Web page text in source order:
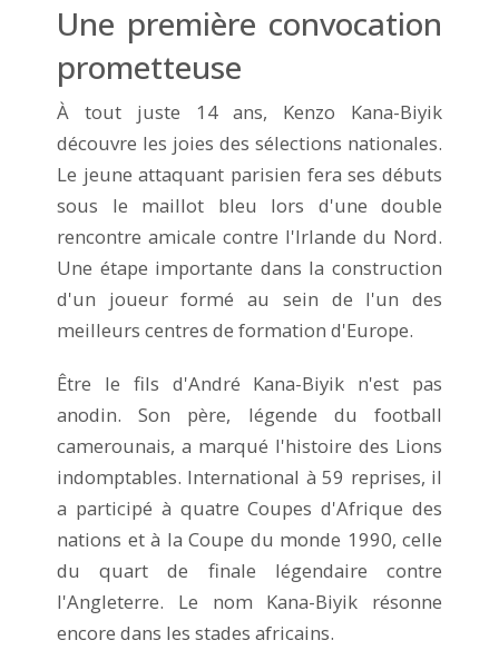
Une première convocation
prometteuse
À tout juste 14 ans, Kenzo Kana-Biyik
découvre les joies des sélections nationales.
Le jeune attaquant parisien fera ses débuts
sous le maillot bleu lors d'une double
rencontre amicale contre l'Irlande du Nord.
Une étape importante dans la construction
d'un joueur formé au sein de l'un des
meilleurs centres de formation d'Europe.
Être le fils d'André Kana-Biyik n'est pas
anodin. Son père, légende du football
camerounais, a marqué l'histoire des Lions
indomptables. International à 59 reprises, il
a participé à quatre Coupes d'Afrique des
nations et à la Coupe du monde 1990, celle
du quart de finale légendaire contre
l'Angleterre. Le nom Kana-Biyik résonne
encore dans les stades africains.